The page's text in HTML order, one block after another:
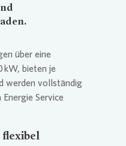
über eine
kW, bieten je
werden vollständig
Energie Service
flexibel